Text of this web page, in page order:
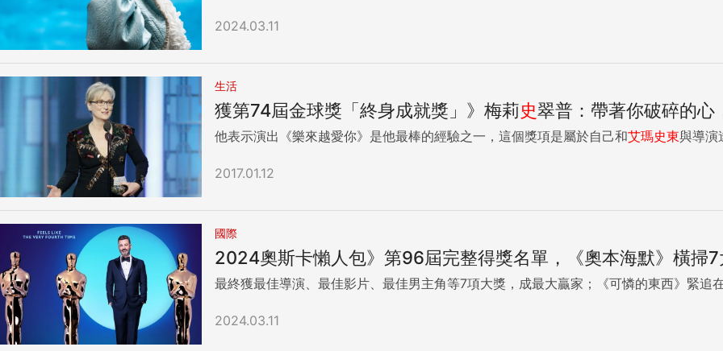
2024.03.11
生活
獲第74屆金球獎「終身成就獎」》梅莉史翠普：帶著你破碎的心
他表示演出《樂來越愛你》是他最棒的經驗之一，這個獎項是屬於自己和艾瑪史東與導演
2017.01.12
國際
2024奧斯卡懶人包》第96屆完整得獎名單，《奧本海默》橫掃7
最終獲最佳導演、最佳影片、最佳男主角等7項大獎，成最大贏家；《可憐的東西》緊追
2024.03.11